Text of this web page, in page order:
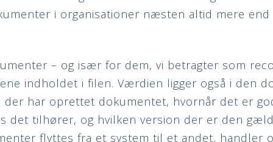
i organisationer næsten altid mere end
– og især for dem, vi betragter som
indholdet i filen. Værdien ligger også i den
der har oprettet dokumentet, hvornår det er
det tilhører, og hvilken version der er den
flyttes fra et system til et andet, handler